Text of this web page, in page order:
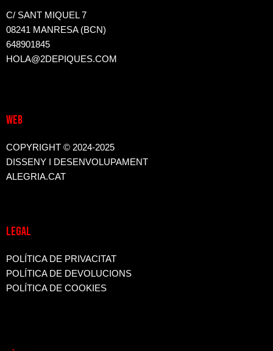
C/ SANT MIQUEL 7
08241 MANRESA (BCN)
648901845
HOLA@2DEPIQUES.COM
WEB
COPYRIGHT © 2024-2025
DISSENY I DESENVOLUPAMENT
ALEGRIA.CAT
LEGAL
POLÍTICA DE PRIVACITAT
POLÍTICA DE DEVOLUCIONS
POLÍTICA DE COOKIES